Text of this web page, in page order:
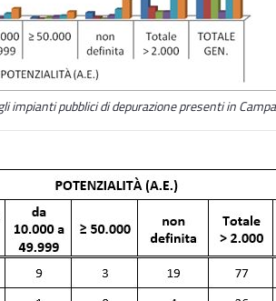
impianti pubblici di depurazione presenti in